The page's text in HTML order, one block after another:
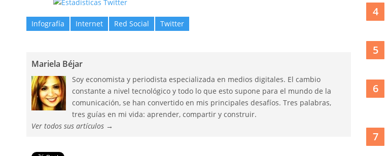
Infografía Internet Red Social Twitter
Mariela Béjar
Soy economista y periodista especializada en medios digitales. El cambio
constante a nivel tecnológico y todo lo que esto supone para el mundo de la
comunicación, se han convertido en mis principales desafíos. Tres palabras,
tres guías en mi vida: aprender, compartir y construir.
Ver todos sus artículos →
4
5
6
7